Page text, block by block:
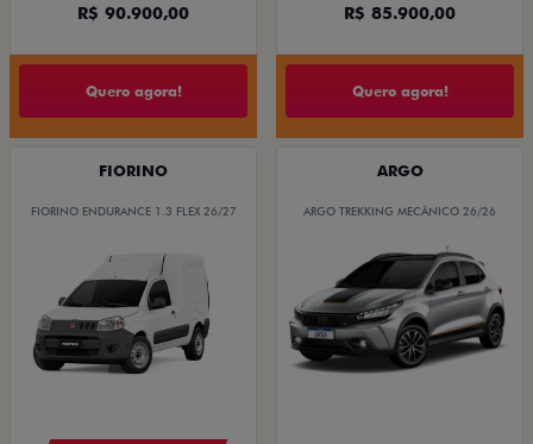
R$ 90.900,00
Quero agora!
R$ 85.900,00
Quero agora!
FIORINO
FIORINO ENDURANCE 1.3 FLEX 26/27
ARGO
ARGO TREKKING MECÂNICO 26/26